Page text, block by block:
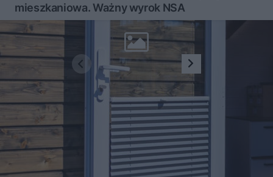
mieszkaniowa. Ważny wyrok NSA
2 ... 19
W ostatnim czasie porady prawnedotyczyły np. gospodarki śmieciami,
praw i obowiązków wspólnot mieszkaniowych, relacji deweloperów z
klientami, dyskursu co lepsze: zadatek czy zaliczka, wycinki drzew,
pomiaru i rozbieżności w liczeniu powierzchni użytkowej mieszkania,
spółdzielczego i lokatorskiego prawa własności do lokalu, sporów z